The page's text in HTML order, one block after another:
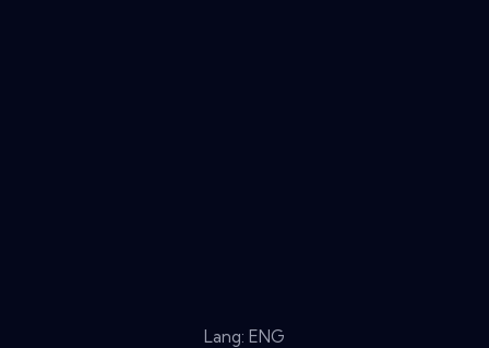
Lang: ENG